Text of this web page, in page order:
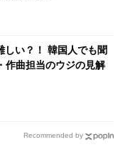
しい？！ 韓国人でも聞
作曲担当のウジの見解
Recommended by